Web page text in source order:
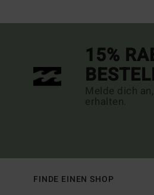
15%
Melde dich
erhalten.
FINDE EINEN SHOP